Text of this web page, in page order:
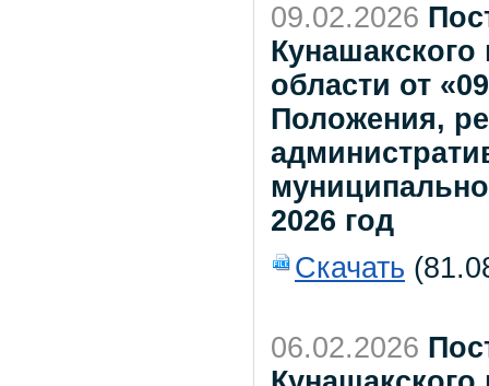
09.02.2026
области от
Положения,
2026 год
Скачать
06.02.2026